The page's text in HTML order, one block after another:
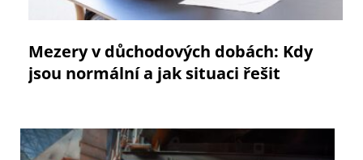
Mezery v důchodových dobách: Kdy
jsou normální a jak situaci řešit